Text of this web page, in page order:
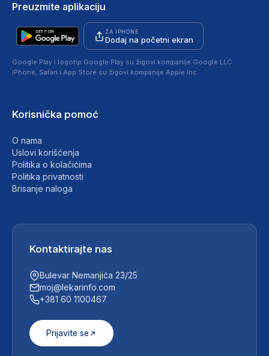
Preuzmite aplikaciju
ZA IPHONE
Dodaj na početni ekran
Google Play i logotip Google Play su žigovi kompanije Google LLC.
iPhone, Safari i App Store su žigovi kompanije Apple Inc.
Korisnička pomoć
O nama
Uslovi korišćenja
Politika o kolačićima
Politika privatnosti
Brisanje naloga
Kontaktirajte nas
Bulevar Nemanjića 23/25
moj@lekarinfo.com
+381 60 1100467
Prijavite se